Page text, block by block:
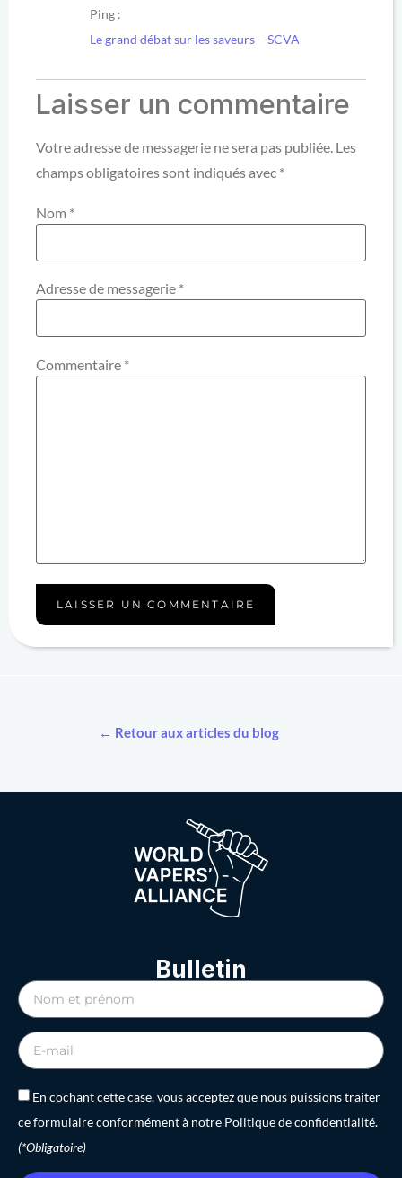
Ping :
Le grand débat sur les saveurs – SCVA
Laisser un commentaire
Votre adresse de messagerie ne sera pas publiée. Les
champs obligatoires sont indiqués avec *
Nom *
Adresse de messagerie *
Commentaire *
← Retour aux articles du blog
Bulletin
En cochant cette case, vous acceptez que nous puissions traiter
ce formulaire conformément à notre Politique de confidentialité.
(*Obligatoire)